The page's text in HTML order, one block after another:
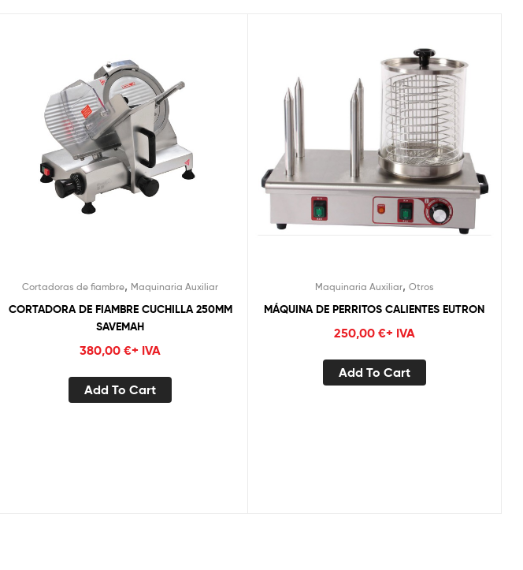
Cortadoras de fiambre, Maquinaria Auxiliar
CORTADORA DE FIAMBRE CUCHILLA 250MM
SAVEMAH
380,00€+ IVA
Add To Cart
Maquinaria Auxiliar, Otros
MÁQUINA DE PERRITOS CALIENTES EUTRON
250,00 €+ IVA
Add To Cart